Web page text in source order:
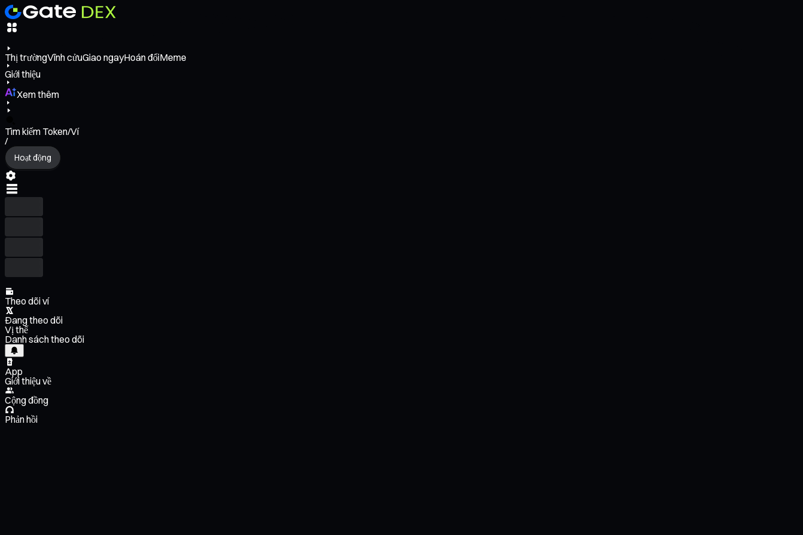
Thị trườngVĩnh cửuGiao ngayHoán đổiMeme
Giới thiệu
Xem thêm
Tìm kiếm Token/Ví
/
Hoạt động
Theo dõi ví
Đang theo dõi
Vị thế
Danh sách theo dõi
App
Giới thiệu về
Cộng đồng
Phản hồi